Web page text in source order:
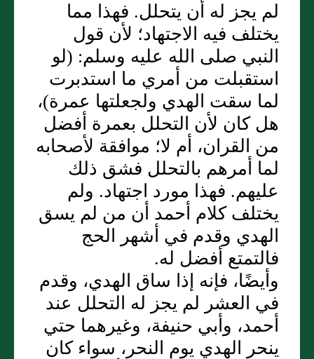
لم يجز له أن يتحلل‏.‏ فهذا مما
يختلف فيه الاجتهاد؛ لأن قول
النبي صلى الله عليه وسلم‏:‏ ‏(‏لو
استقبلت من أمري ما استدبرت
لما سقت الهدي ولجعلتها عمرة‏)‏،
هل كان لأن التحلل بعمرة أفضل
من القران، أم لا؛ موافقة لأصحابه
لما أمرهم بالتحلل فشق ذلك
عليهم‏.‏ فهذا مورد اجتهاد‏.‏ ولم
يختلف كلام أحمد أن من لم يسق
الهدي وقدم في أشهر الحج
فالتمتع أفضل له‏.‏
وأيضًا، فإنه إذا ساق الهدي، وقدم
في العشر لم يجز له التحلل عند
أحمد، وأبي حنيفة، وغيرهما حتي
ينحر الهدي يوم النحر، سواء كان